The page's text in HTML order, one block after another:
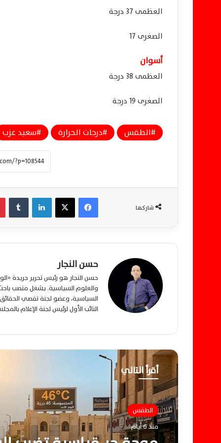
العظمى 37 درجة
الصغرى 17
أسوان
العظمى 38 درجة
الصغرى 19 درجة
الطقس درجات الحرارة سعيد عزب
شاركها
فيسبوك ‫X لينكدإن
حسن النجار
حسن النجار هو رئيس تحرير جريدة
والعلوم السياسية. يشغل منصب
السياسية، وعضو لجنة تقصي
النائب الأول لرئيس لجنة الإعلام
أقرأ التالي
الطقس
منذ 6 أيام